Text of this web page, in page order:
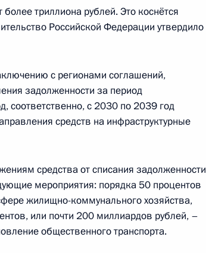
и Полномочным
Бадрой Гунбой
триллиона рублей. Это коснётся
Российской Федерации утвердило
с регионами соглашений,
задолженности за период
соответственно, с 2030 по 2039 год
средств на инфраструктурные
средства от списания задолженности
мероприятия: порядка 50 процентов
жилищно-коммунального хозяйства,
или почти 200 миллиардов рублей, –
общественного транспорта.